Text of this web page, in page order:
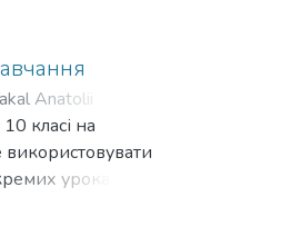
Anatolii
класі на
використовувати
уроках з
на